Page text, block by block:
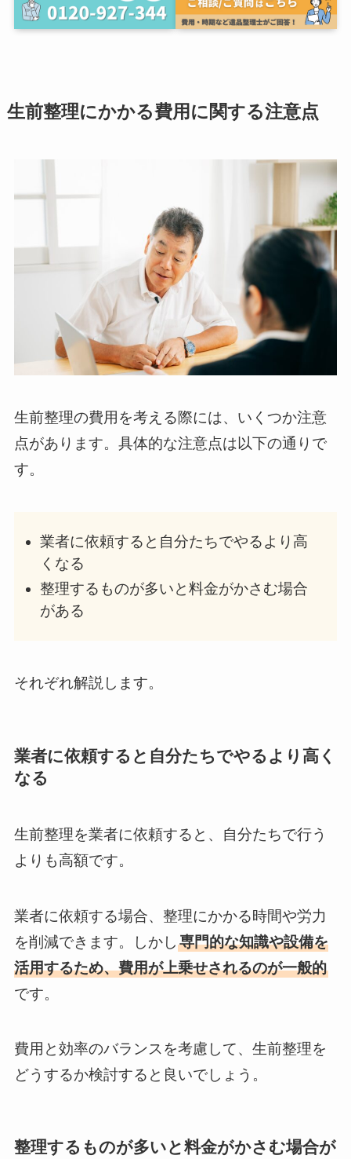
生前整理にかかる費用に関する注意点
生前整理の費用を考える際には、いくつか注意
点があります。具体的な注意点は以下の通りで
す。
業者に依頼すると自分たちでやるより高
くなる
整理するものが多いと料金がかさむ場合
がある
それぞれ解説します。
業者に依頼すると自分たちでやるより高く
なる
生前整理を業者に依頼すると、自分たちで行う
よりも高額です。
業者に依頼する場合、整理にかかる時間や労力
を削減できます。しかし 専門的な知識や設備を
活用するため、費用が上乗せされるのが一般的
です。
費用と効率のバランスを考慮して、生前整理を
どうするか検討すると良いでしょう。
整理するものが多いと料金がかさむ場合が